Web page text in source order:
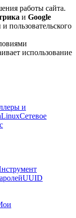
работы сайта.
и Google
пользовательского
использование
и
LinuxСетевое
UUID